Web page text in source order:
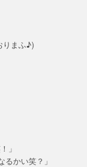
りまふ♪)
」
るかい笑？」